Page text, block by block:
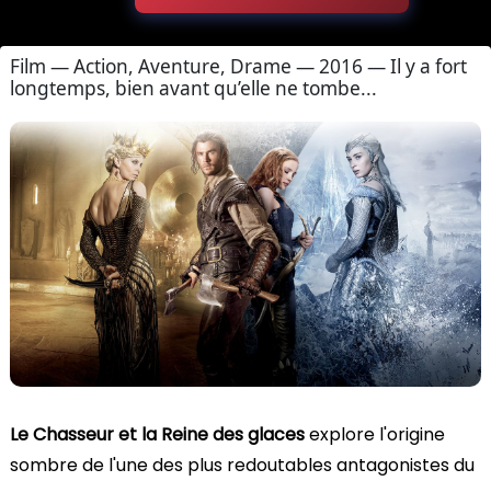
Film — Action, Aventure, Drame — 2016 — Il y a fort
longtemps, bien avant qu’elle ne tombe...
Le Chasseur et la Reine des glacesexplore l'origine
sombre de l'une des plus redoutables antagonistes du